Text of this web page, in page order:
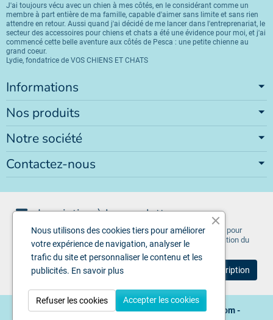
J'ai toujours vécu avec un chien à mes côtés, en le considérant comme un
membre à part entière de ma famille, capable d'aimer sans limite et sans rien
attendre en retour. Aussi quand j'ai décidé de me lancer dans l'entreprenariat, le
secteur des accessoires pour chiens et chats a été une évidence pour moi, et j'ai
commencé cette belle aventure aux côtés de Pesca : une petite chienne au
grand coeur.
Lydie, fondatrice de VOS CHIENS ET CHATS
Informations
Nos produits
Notre société
Contactez-nous
Inscription à la newsletter
Vous pouvez vous désinscrire à tout moment. Vous trouverez pour
cela nos informations de contact dans les conditions d'utilisation du
Copyright © 2026 - Design byVoschiensetchats.com-
Nous utilisons des cookies tiers pour améliorer
votre expérience de navigation, analyser le
trafic du site et personnaliser le contenu et les
publicités. En savoir plus
Accepter les cookies
Refuser les cookies